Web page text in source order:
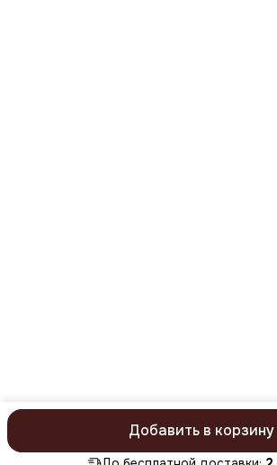
Добавить в корзину
ⓒ KristallerPro 2026. Все права защищены